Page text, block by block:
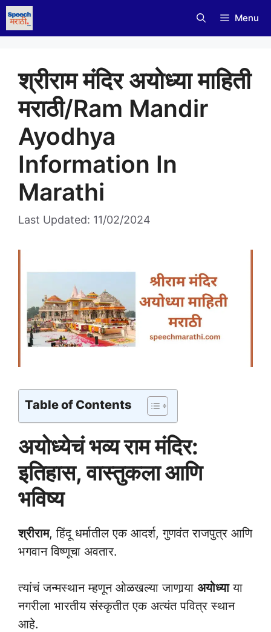
Skip
to
content
Menu
श्रीराम मंदिर अयोध्या माहिती
मराठी/Ram Mandir
Ayodhya
Information In
Marathi
Last Updated: 11/02/2024
Table of Contents
अयोध्येचं भव्य राम मंदिर:
इतिहास, वास्तुकला आणि
भविष्य
श्रीराम, हिंदू धर्मातील एक आदर्श, गुणवंत राजपुत्र आणि
भगवान विष्णूचा अवतार.
त्यांचं जन्मस्थान म्हणून ओळखल्या जाणार्‍या अयोध्याया
नगरीला भारतीय संस्कृतीत एक अत्यंत पवित्र स्थान
आहे.